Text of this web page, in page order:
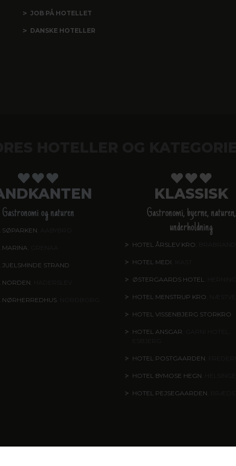
JOB PÅ HOTELLET
DANSKE HOTELLER
Gastronomi og naturen
SØPARKEN
MARINA
JUELSMINDE STRAND
NORDEN
NØRHERREDHUS
KLASSISK
Gastronomi, byerne, naturen,
underholdning
HOTEL ÅRSLEV KRO
HOTEL MEDI
ØSTERGAARDS HOTEL
HOTEL MENSTRUP KRO
HOTEL VISSENBJERG STORKRO
HOTEL ANSGAR
HOTEL POSTGAARDEN
HOTEL BYMOSE HEGN
HOTEL PEJSEGAARDEN